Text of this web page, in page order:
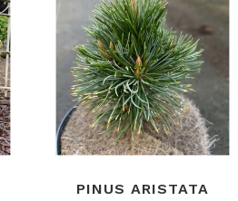
PINUS ARISTATA